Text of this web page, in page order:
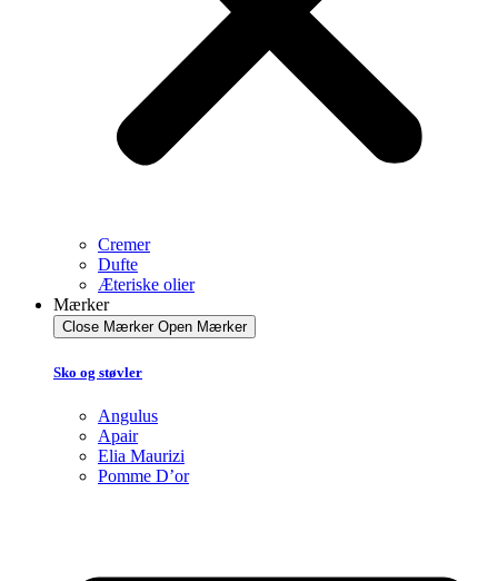
Cremer
Dufte
Æteriske olier
Mærker
Close Mærker Open Mærker
Sko og støvler
Angulus
Apair
Elia Maurizi
Pomme D’or